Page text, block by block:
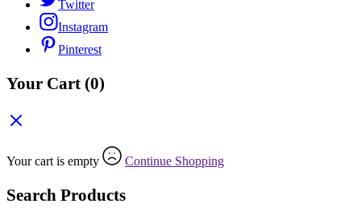
Twitter
Instagram
Pinterest
Your Cart (0)
Your cart is empty Continue Shopping
Search Products